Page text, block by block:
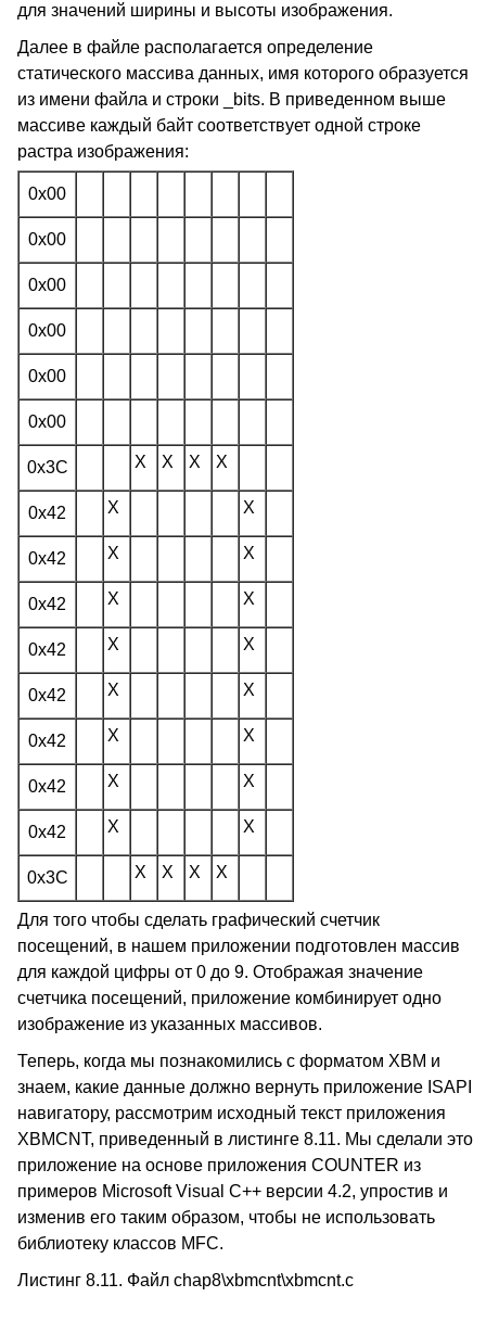
для значений ширины и высоты изображения.
Далее в файле располагается определение
статического массива данных, имя которого образуется
из имени файла и строки _bits. В приведенном выше
массиве каждый байт соответствует одной строке
растра изображения:
0x00
0x00
0x00
0x00
0x00
0x00
0x3C X X X X
0x42 X X
0x42 X X
0x42 X X
0x42 X X
0x42 X X
0x42 X X
0x42 X X
0x42 X X
0x3C X X X X
Для того чтобы сделать графический счетчик
посещений, в нашем приложении подготовлен массив
для каждой цифры от 0 до 9. Отображая значение
счетчика посещений, приложение комбинирует одно
изображение из указанных массивов.
Теперь, когда мы познакомились с форматом XBM и
знаем, какие данные должно вернуть приложение ISAPI
навигатору, рассмотрим исходный текст приложения
XBMCNT, приведенный в листинге 8.11. Мы сделали это
приложение на основе приложения COUNTER из
примеров Microsoft Visual C++ версии 4.2, упростив и
изменив его таким образом, чтобы не использовать
библиотеку классов MFC.
Листинг 8.11. Файл chap8\xbmcnt\xbmcnt.c